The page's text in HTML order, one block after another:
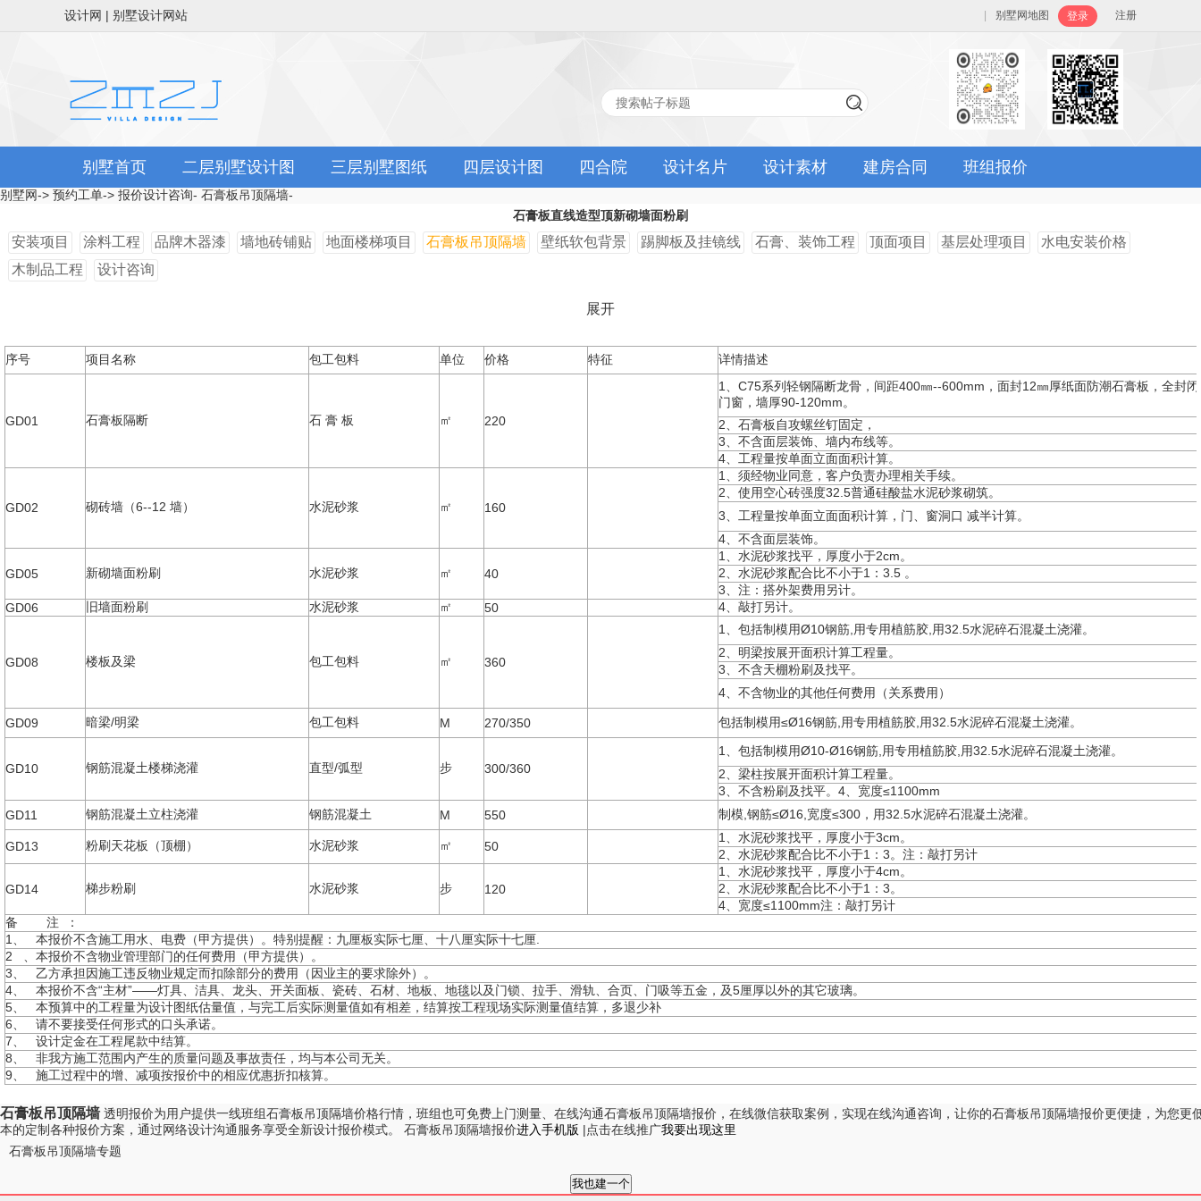
设计网 | 别墅设计网站 登录 注册
别墅网地图
别墅首页 二层别墅设计图 三层别墅图纸 四层设计图 四合院 设计名片 设计素材 建房合同 班组报价
别墅网-> 预约工单-> 报价设计咨询- 石膏板吊顶隔墙-
石膏板直线造型顶新砌墙面粉刷
安装项目 涂料工程 品牌木器漆 墙地砖铺贴 地面楼梯项目 石膏板吊顶隔墙 壁纸软包背景 踢脚板及挂镜线 石膏、装饰工程 顶面项目 基层处理项目
水电安装价格
木制品工程
设计咨询
展开
序号 项目名称 包工包料 单位 价格 特征 详情描述
GD01 石膏板隔断 石 膏 板 ㎡ 220
1、C75系列轻钢隔断龙骨，间距400㎜--600mm，面封12㎜厚纸面防潮石膏板，全封
门窗，墙厚90-120mm。
2、石膏板自攻螺丝钉固定，
3、不含面层装饰、墙内布线等。
4、工程量按单面立面面积计算。
GD02 砌砖墙（6--12 墙） 水泥砂浆 ㎡ 160
1、须经物业同意，客户负责办理相关手续。
2、使用空心砖强度32.5普通硅酸盐水泥砂浆砌筑。
3、工程量按单面立面面积计算，门、窗洞口 减半计算。
4、不含面层装饰。
GD05 新砌墙面粉刷 水泥砂浆 ㎡ 40
1、水泥砂浆找平，厚度小于2cm。
2、水泥砂浆配合比不小于1：3.5 。
3、注：搭外架费用另计。
GD06
旧墙面粉刷 水泥砂浆 ㎡ 50 4、敲打另计。
GD08 楼板及梁 包工包料 ㎡ 360
1、包括制模用Ø10钢筋,用专用植筋胶,用32.5水泥碎石混凝土浇灌。
2、明梁按展开面积计算工程量。
3、不含天棚粉刷及找平。
4、不含物业的其他任何费用（关系费用）
GD09 暗梁/明梁 包工包料 M 270/350 包括制模用≤Ø16钢筋,用专用植筋胶,用32.5水泥碎石混凝土浇灌。
GD10 钢筋混凝土楼梯浇灌 直型/弧型 步 300/360
1、包括制模用Ø10-Ø16钢筋,用专用植筋胶,用32.5水泥碎石混凝土浇灌。
2、梁柱按展开面积计算工程量。
3、不含粉刷及找平。4、宽度≤1100mm
GD11
钢筋混凝土立柱浇灌 钢筋混凝土 M 550 制模,钢筋≤Ø16,宽度≤300，用32.5水泥碎石混凝土浇灌。
GD13 粉刷天花板（顶棚） 水泥砂浆 ㎡ 50
1、水泥砂浆找平，厚度小于3cm。
2、水泥砂浆配合比不小于1：3。注：敲打另计
GD14 梯步粉刷 水泥砂浆 步 120
1、水泥砂浆找平，厚度小于4cm。
2、水泥砂浆配合比不小于1：3。
4、宽度≤1100mm注：敲打另计
备 注 ：
1、 本报价不含施工用水、电费（甲方提供）。特别提醒：九厘板实际七厘、十八厘实际十七厘.
2 、本报价不含物业管理部门的任何费用（甲方提供）。
3、 乙方承担因施工违反物业规定而扣除部分的费用（因业主的要求除外）。
4、 本报价不含“主材”——灯具、洁具、龙头、开关面板、瓷砖、石材、地板、地毯以及门锁、拉手、滑轨、合页、门吸等五金，及5厘厚以外的其它玻璃。
5、 本预算中的工程量为设计图纸估量值，与完工后实际测量值如有相差，结算按工程现场实际测量值结算，多退少补
6、 请不要接受任何形式的口头承诺。
7、 设计定金在工程尾款中结算。
8、 非我方施工范围内产生的质量问题及事故责任，均与本公司无关。
9、 施工过程中的增、减项按报价中的相应优惠折扣核算。
石膏板吊顶隔墙透明报价为用户提供一线班组石膏板吊顶隔墙价格行情，班组也可免费上门测量、在线沟通石膏板吊顶隔墙报价，在线微信获取案例，实现在线沟通咨询，让你的石膏板吊顶隔墙报价更便捷，为您更
本的定制各种报价方案，通过网络设计沟通服务享受全新设计报价模式。 石膏板吊顶隔墙报价进入手机版 |点击在线推广我要出现这里
石膏板吊顶隔墙专题
我也建一个